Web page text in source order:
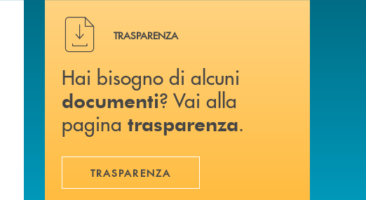
Hai bisogno di alcuni documenti ? Vai alla pagina
TRASPARENZA
Hai bisogno di alcuni
documenti? Vai alla
pagina trasparenza.
TRASPARENZA